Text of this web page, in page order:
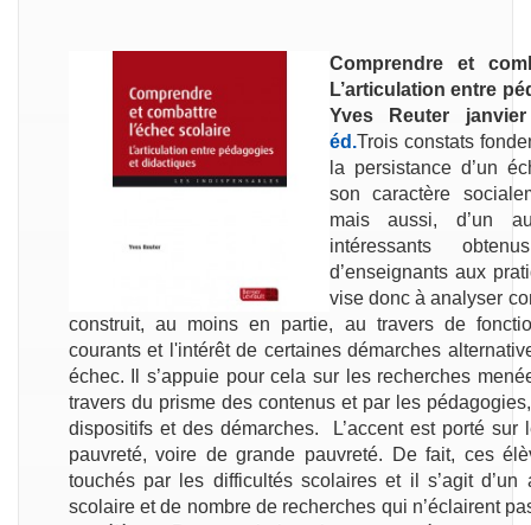
Comprendre et
L’articulation entre
Yves Reuter
éd.Trois constats
la persistance d’un
son caractère
mais aussi, d’un
intéressants
d’enseignants aux
vise donc à analyser
construit, au moins en partie, au travers de
courants et l'intérêt de certaines démarches
échec. Il s’appuie pour cela sur les recherches
travers du prisme des contenus et par les
dispositifs et des démarches. L’accent est porté sur
pauvreté, voire de grande pauvreté. De fait, ces
touchés par les difficultés scolaires et il s’agit d’un
scolaire et de nombre de recherches qui n’éclairent